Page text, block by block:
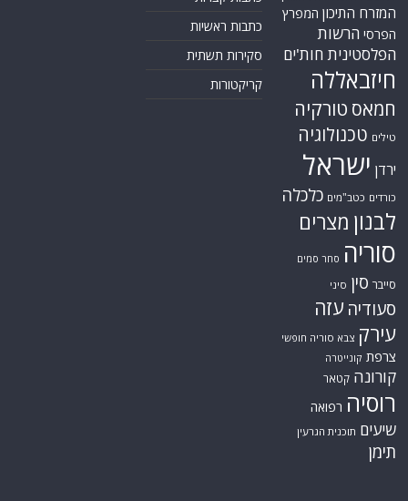
המזרח התיכון המפרץ
הפרסי הרשות
הפלסטינית חות'ים
חיזבאללה
חמאס טורקיה
טילים טכנולוגיה
ירדן ישראל
כורדים כטב"מים כלכלה
לבנון מצרים
סוריה סחר סמים
סייבר סין סיני
סעודיה עזה
עירק צבא סוריה חופשי
צרפת קונייטרה
קורונה קטאר
רוסיה רפואה
שיעים תוכנית הגרעין
תימן
כתבות ראשיות
סקירות תשתית
קריקטורות